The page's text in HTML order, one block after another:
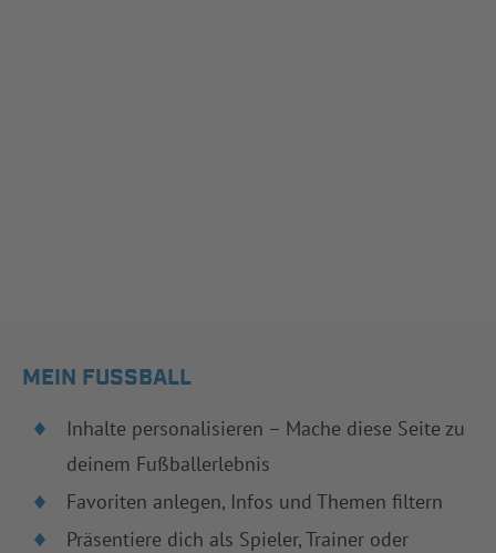
MEIN FUSSBALL
Inhalte personalisieren – Mache diese Seite zu
deinem Fußballerlebnis
Favoriten anlegen, Infos und Themen filtern
Präsentiere dich als Spieler, Trainer oder